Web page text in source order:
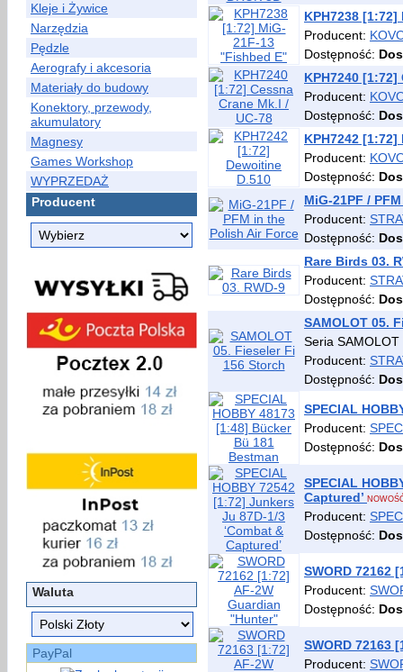
Kleje i Żywice
Narzędzia
Pędzle
Aerografy i akcesoria
Materiały do budowy
Konektory, przewody,
akumulatory
Magnesy
Games Workshop
WYPRZEDAŻ
Producent
Waluta
PayPal
KPH7238
Producent:
Dostępność:
KPH7240 [1:72]
Producent:
Dostępność:
KPH7242
Producent:
Dostępność:
MiG-21PF /
Producent:
Dostępność:
Rare Birds 03.
Producent:
Dostępność:
SAMOLOT 05.
Seria SAMOLOT
Producent:
Dostępność:
SPECIAL
Producent:
Dostępność:
SPECIAL
Captured’
Producent:
Dostępność:
SWORD 72162
Producent:
Dostępność:
SWORD 72163
Producent: